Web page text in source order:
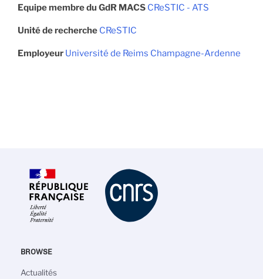
Equipe membre du GdR MACS CReSTIC - ATS
Unité de recherche CReSTIC
Employeur Université de Reims Champagne-Ardenne
BROWSE
Navigation
Actualités